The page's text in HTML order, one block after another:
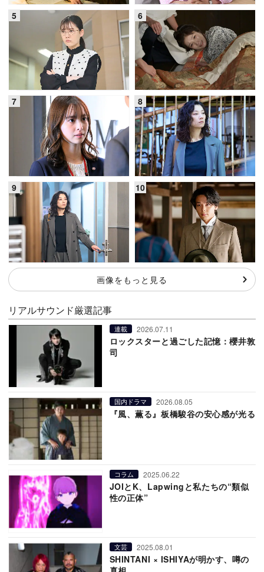
画像をもっと見る
リアルサウンド厳選記事
連載 2026.07.11
ロックスターと過ごした記憶：櫻井敦
司
国内ドラマ 2026.08.05
『風、薫る』板橋駿谷の安心感が光る
コラム 2025.06.22
JOIとK、Lapwingと私たちの“類似
性の正体”
文芸 2025.08.01
SHINTANI × ISHIYAが明かす、噂の